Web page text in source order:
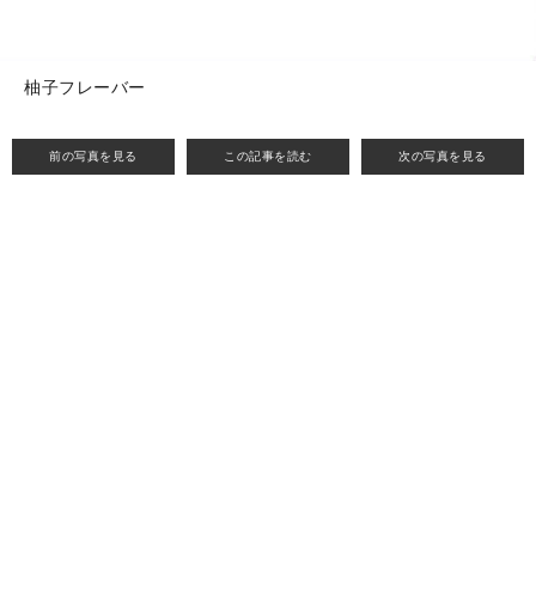
前の写真を見る この記事を読む 次の写真を見る
柚子フレーバー